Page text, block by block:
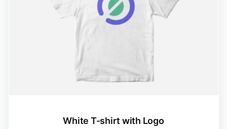
White T-shirt with Logo